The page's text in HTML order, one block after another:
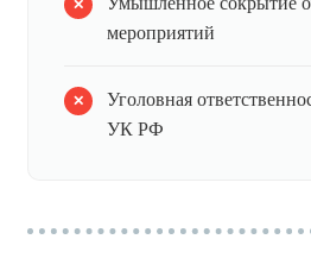
мероприятий
Уголовная
УК РФ